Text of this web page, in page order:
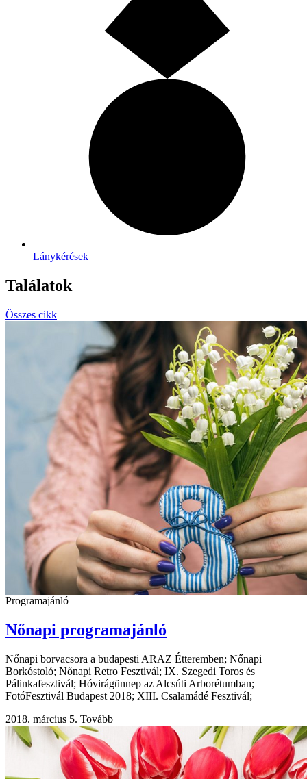
Lánykérések
Találatok
Összes cikk
Programajánló
Nőnapi programajánló
Nőnapi borvacsora a budapesti ARAZ Étteremben; Nőnapi
Borkóstoló; Nőnapi Retro Fesztivál; IX. Szegedi Toros és
Pálinkafesztivál; Hóvirágünnep az Alcsúti Arborétumban;
FotóFesztivál Budapest 2018; XIII. Csalamádé Fesztivál;
2018. március 5. Tovább